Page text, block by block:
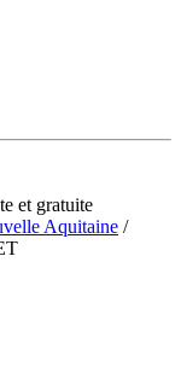
et gratuite
Aquitaine /